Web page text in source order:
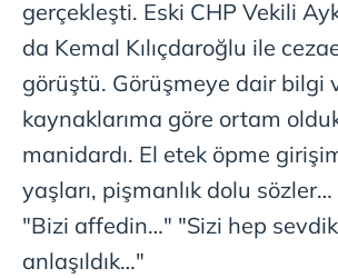
için Ayarlar butonuna tıklayabilir,Çerez
Metnimizi
ziyaret edebilirsiniz.
6698 sayılı Kişisel Verilerin Korunması
hazırlanmış Aydınlatma Metnimizi
ilgili mevzuata uygun olarak kullanılan
almak için lütfen
tıklayınız.
gerçekleşti. Eski CHP Vekili
da Kemal Kılıçdaroğlu ile
görüştü. Görüşmeye dair bilgi
kaynaklarıma göre ortam
manidardı. El etek öpme
yaşları, pişmanlık dolu
"Bizi affedin…" "Sizi hep
anlaşıldık…"